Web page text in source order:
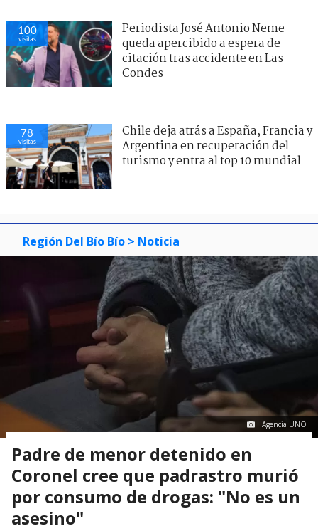
100
visitas
Periodista José Antonio Neme
queda apercibido a espera de
citación tras accidente en Las
Condes
78
visitas
Chile deja atrás a España, Francia y
Argentina en recuperación del
turismo y entra al top 10 mundial
Región Del Bío Bío > Noticia
Agencia UNO
Padre de menor detenido en
Coronel cree que padrastro murió
por consumo de drogas: "No es un
asesino"